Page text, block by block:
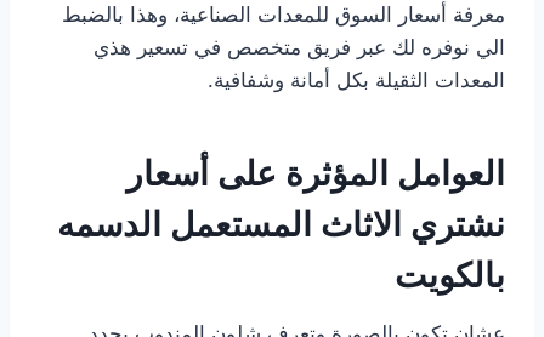
معرفة أسعار السوق للمعدات الصناعية، وهذا بالضبط
الي نوفره لك عبر فريق متخصص في تسعير هذي
المعدات الثقيلة بكل أمانة وشفافية.
العوامل المؤثرة على أسعار
نشتري الاثاث المستعمل الدسمه
بالكويت